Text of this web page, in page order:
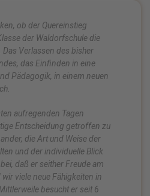
ob der Quereinstieg
der Waldorfschule die
Das Verlassen des bisher
das Einfinden in eine
Pädagogik, in einem neuen
aufregenden Tagen
Entscheidung getroffen zu
die Art und Weise der
und der individuelle Blick
daß er seither Freude am
viele neue Fähigkeiten in
besucht er seit 6